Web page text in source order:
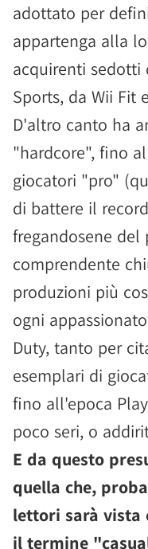
adottato per
appartenga alla
acquirenti sedotti
Sports, da Wii Fit
D'altro canto ha
"hardcore", fino
giocatori "pro"
di battere il
fregandosene del
comprendente
produzioni più
ogni
Duty, tanto per
esemplari di
fino all'epoca
poco seri, o
E da questo
quella che,
lettori sarà vista
il termine